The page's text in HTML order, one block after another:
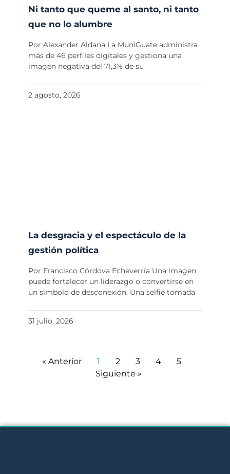
Ni tanto que queme al santo, ni tanto
que no lo alumbre
Por Alexander Aldana La MuniGuate administra
más de 46 perfiles digitales y gestiona una
imagen negativa del 71,3% de su
2 agosto, 2026
La desgracia y el espectáculo de la
gestión política
Por Francisco Córdova Echeverría Una imagen
puede fortalecer un liderazgo o convertirse en
un símbolo de desconexión. Una selfie tomada
31 julio, 2026
« Anterior 1 2 3 4
5
Siguiente »